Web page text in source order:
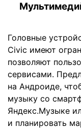
Головные
Civic имеют
позволяют
сервисами.
на Андроиде,
музыку со
Яндекс.Музыке
и планировать